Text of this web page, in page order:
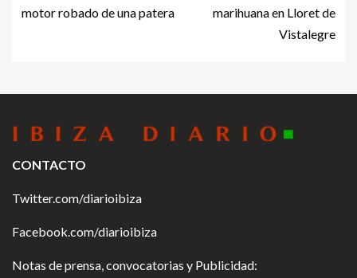
motor robado de una patera
marihuana en Lloret de
Vistalegre
CONTACTO
Twitter.com/diarioibiza
Facebook.com/diarioibiza
Notas de prensa, convocatorias y Publicidad: